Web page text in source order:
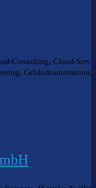
Consulting, Cloud-
, Gebäudeautomation,